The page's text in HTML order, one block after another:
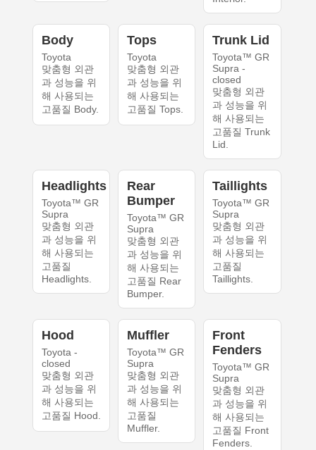
Body
Toyota
맞춤형 외관
과 성능을 위
해 사용되는
고품질 Body.
Tops
Toyota
맞춤형 외관
과 성능을 위
해 사용되는
고품질 Tops.
Trunk Lid
Toyota™ GR
Supra -
closed
맞춤형 외관
과 성능을 위
해 사용되는
고품질 Trunk
Lid.
Headlights
Toyota™ GR
Supra
맞춤형 외관
과 성능을 위
해 사용되는
고품질
Headlights.
Rear
Bumper
Toyota™ GR
Supra
맞춤형 외관
과 성능을 위
해 사용되는
고품질 Rear
Bumper.
Taillights
Toyota™ GR
Supra
맞춤형 외관
과 성능을 위
해 사용되는
고품질
Taillights.
Hood
Toyota -
closed
맞춤형 외관
과 성능을 위
해 사용되는
고품질 Hood.
Muffler
Toyota™ GR
Supra
맞춤형 외관
과 성능을 위
해 사용되는
고품질
Muffler.
Front
Fenders
Toyota™ GR
Supra
맞춤형 외관
과 성능을 위
해 사용되는
고품질 Front
Fenders.